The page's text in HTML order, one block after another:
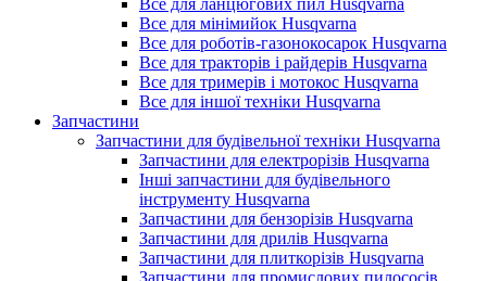
Все для ланцюгових пил Husqvarna
Все для мінімийок Husqvarna
Все для роботів-газонокосарок Husqvarna
Все для тракторів і райдерів Husqvarna
Все для тримерів і мотокос Husqvarna
Все для іншої техніки Husqvarna
Запчастини
Запчастини для будівельної техніки Husqvarna
Запчастини для електрорізів Husqvarna
Інші запчастини для будівельного
інструменту Husqvarna
Запчастини для бензорізів Husqvarna
Запчастини для дрилів Husqvarna
Запчастини для плиткорізів Husqvarna
Запчастини для промислових пилососів